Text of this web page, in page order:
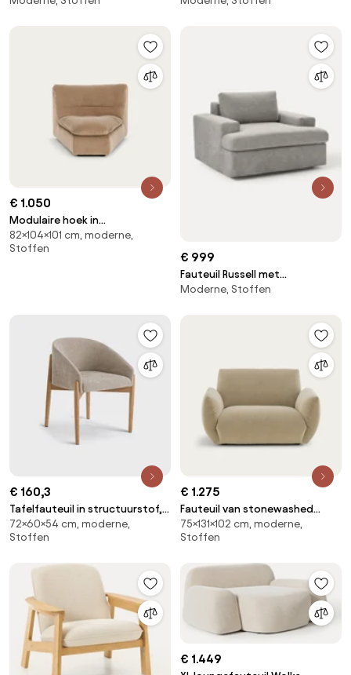
€ 1.050
Modulaire hoek in
stonewashed fluweel, GIULIANO
82×104×101 cm, moderne,
Stoffen
€ 999
Fauteuil Russell met
afneembare hoezen
Moderne, Stoffen
€ 160,3
Tafelfauteuil in structuurstof,
Beca
72×60×54 cm, moderne,
Stoffen
€ 1.275
Fauteuil van stonewashed
fluweel, SPOGANO
75×131×102 cm, moderne,
Stoffen
€ 1.449